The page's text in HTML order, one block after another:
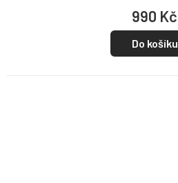
990 Kč
Do košíku